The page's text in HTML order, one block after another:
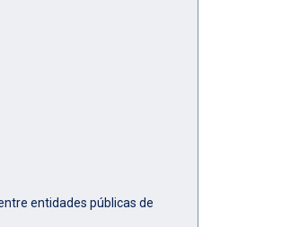
entidades públicas de